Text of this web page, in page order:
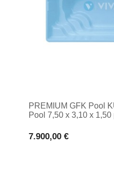
PREMIUM GFK Pool
Pool 7,50 x 3,10 x
7.900,00 €